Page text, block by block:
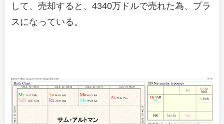
して、売却すると、4340万ドルで売れた為、プラ
スになっている。